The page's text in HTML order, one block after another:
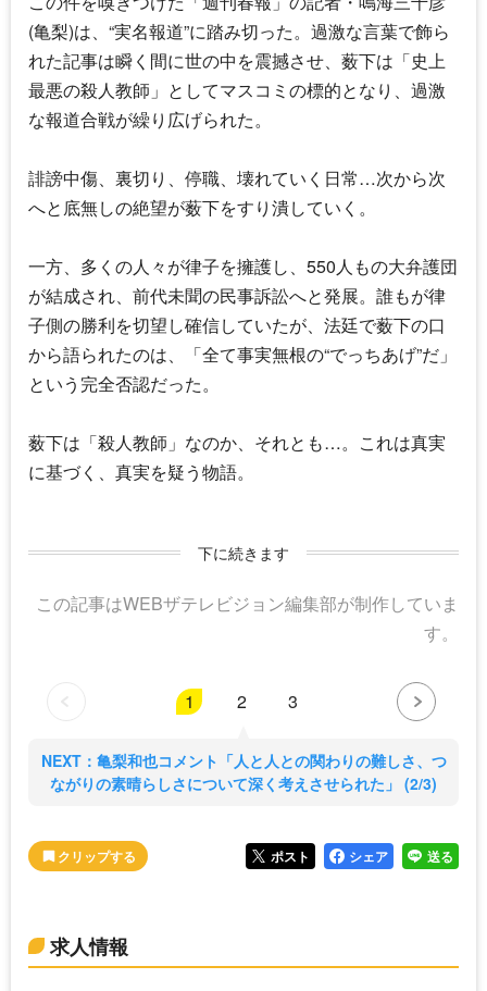
(亀梨)は、“実名報道”に踏み切った。過激な言葉で飾ら
れた記事は瞬く間に世の中を震撼させ、薮下は「史上
最悪の殺人教師」としてマスコミの標的となり、過激
な報道合戦が繰り広げられた。
誹謗中傷、裏切り、停職、壊れていく日常…次から次
へと底無しの絶望が薮下をすり潰していく。
一方、多くの人々が律子を擁護し、550人もの大弁護団
が結成され、前代未聞の民事訴訟へと発展。誰もが律
子側の勝利を切望し確信していたが、法廷で薮下の口
から語られたのは、「全て事実無根の“でっちあげ”だ」
という完全否認だった。
薮下は「殺人教師」なのか、それとも…。これは真実
に基づく、真実を疑う物語。
下に続きます
この記事はWEBザテレビジョン編集部が制作していま
す。
1 2 3
NEXT：亀梨和也コメント「人と人との関わりの難しさ、つ
ながりの素晴らしさについて深く考えさせられた」 (2/3)
ポスト シェア 送る
求人情報